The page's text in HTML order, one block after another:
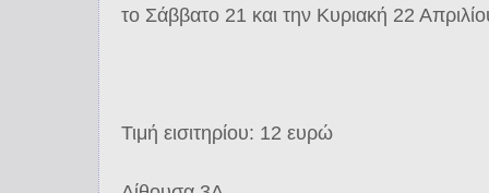
το Σάββατο 21 και την Κυριακή 22
Τιμή εισιτηρίου: 12 ευρώ